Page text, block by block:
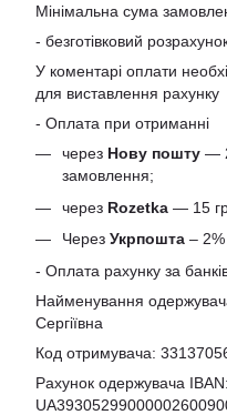
Мінімальна сума
- безготівковий
У коментарі оплати
для виставлення рахунку
- Оплата при отриманні
через Нову пошту —
замовлення;
через Rozetka — 15
Через Укрпошта – 2%
- Оплата рахунку за
Найменування
Сергіївна
Код отримувача:
Рахунок одержувача IBAN: